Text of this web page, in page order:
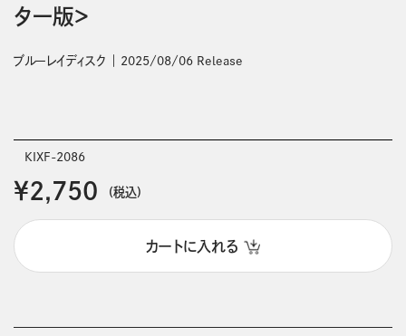
ター版＞
ブルーレイディスク 2025/08/06 Release
KIXF-2086
￥2,750 (税込)
カートに入れる